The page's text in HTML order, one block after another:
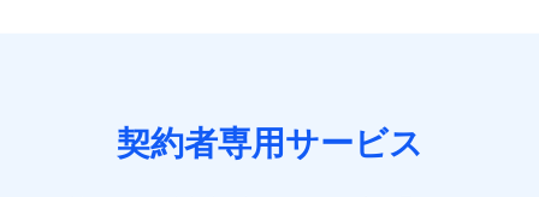
10.受託業務の 個人情報
契約者専用サービス